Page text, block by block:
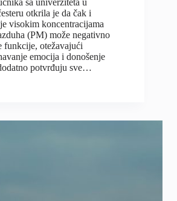
sa univerziteta u
otkrila je da čak i
visokim koncentracijama
(PM) može negativno
funkcije, otežavajući
emocija i donošenje
potvrđuju sve…